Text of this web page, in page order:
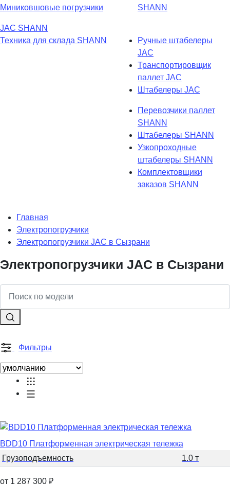
Миниковшовые погрузчики
SHANN
JAC SHANN
Техника для склада SHANN
Ручные штабелеры
JAC
Транспортировщик
паллет JAC
Штабелеры JAC
Перевозчики паллет
SHANN
Штабелеры SHANN
Узкопроходные
штабелеры SHANN
Комплектовщики
заказов SHANN
Главная
Электропогрузчики
Электропогрузчики JAC в Сызрани
Электропогрузчики JAC в Сызрани
Фильтры
BDD10 Платформенная электрическая тележка
Грузоподъемность
1.0 т
от 1 287 300 ₽